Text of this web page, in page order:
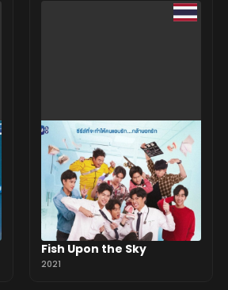
Fish Upon the Sky
2021